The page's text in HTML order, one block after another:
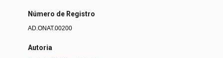
Número de Registro
AD.ONAT.00200
Autoria